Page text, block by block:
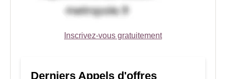
Inscrivez-vous gratuitement
Derniers Appels d'offres